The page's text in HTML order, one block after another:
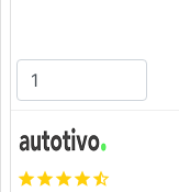
starstarstarstarstar_half